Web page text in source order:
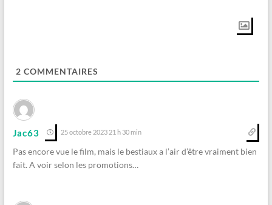
2 COMMENTAIRES
Jac63 25 octobre 2023 21 h 30 min
Pas encore vue le film, mais le bestiaux a l’air d’être vraiment bien
fait. A voir selon les promotions…